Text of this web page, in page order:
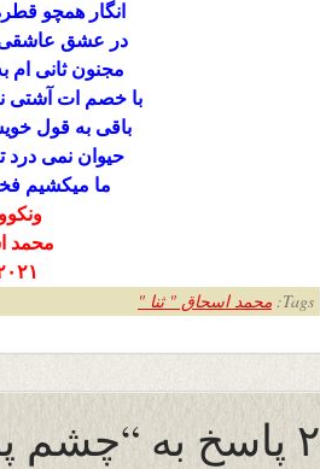
انگار همچو
در عشق عاشقی
مجنون ثانی ام
با خصم ات آشتی
باقی به قول
حیوان نمی درد
ما میکشیم
محمد
۳۱/
Tags: محمد اسحاق " ثنا "
۲ پاسخ به “چشم پر‌ نم ”